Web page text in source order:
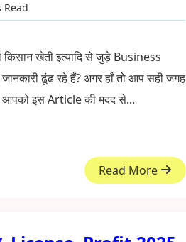
किसान खेती इत्यादि से जुड़े Business
ढूंढ रहे हैं? अगर हाँ तो आप सही जगह
इस Article की मदद से...
Read More